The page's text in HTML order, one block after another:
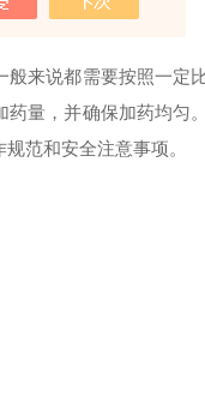
来说都需要按照一
量，并确保加药均匀
范和安全注意事项。